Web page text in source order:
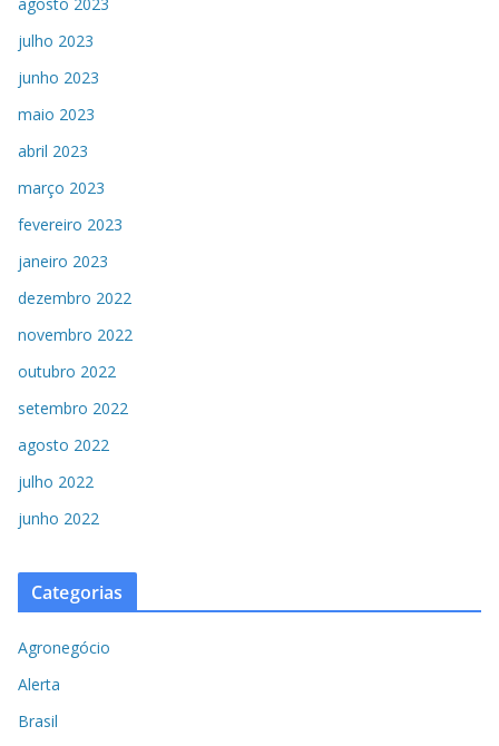
julho 2023
junho 2023
maio 2023
abril 2023
março 2023
fevereiro 2023
janeiro 2023
dezembro 2022
novembro 2022
outubro 2022
setembro 2022
agosto 2022
julho 2022
junho 2022
Categorias
Agronegócio
Alerta
Brasil